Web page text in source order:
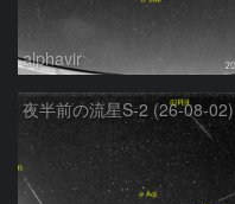
alphavir
夜半前の流星S-2 (26-08-02)